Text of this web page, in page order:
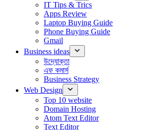
IT Tips & Trics
Apps Review
Laptop Buying Guide
Phone Buying Guide
Gmail
Business ideas
উদ্যোক্তা
এফ কমার্স
Business Strategy
Web Design
Top 10 website
Domain Hosting
Atom Text Editor
Text Editor